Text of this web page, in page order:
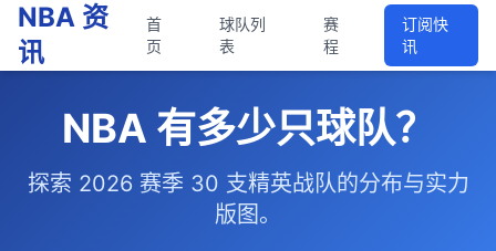
NBA 资
讯
首
页
球队列
表
赛
程
订阅快
讯
NBA 有多少只球队？
探索 2026 赛季 30 支精英战队的分布与实力
版图。